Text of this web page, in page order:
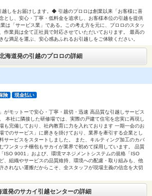
しをお届けします。◆ 引越のプロロは創業以来「お客様に喜
とし、安心・丁寧・低料金を追求し、お客様本位の引越を提供
は「サービス業」である。この考え方を元に、プロロのスタッ
作業員は全て正社員で対応させていただいております。 最高の
な満足を運ぶ、安心感あふれるお引越しをご体験ください。
海道発の引越のプロロの詳細
険 現金払い
がモットーで安心・丁寧・親切・迅速 高品質な引越しサービス
本社に隣接した研修場では、実際の戸建て住宅を忠実に再現し
も完備しており、社内教育に力を入れております 一期一会のお
でのサービス」に磨きを掛けており、業界を牽引する企業とし
サービスをスタートしました。 また、キルティング加工のカバ
ワンタッチ梱包もサカイが業界で初めて採用しています。 品質
ISO 9001」および、環境マネジメントシステムの規格「ISO
、組織やサービスの品質維持、環境への配慮・取り組みも、他
されない運搬だからこそ、全スタッフが現場主義の信念を大切
道発のサカイ引越センターの詳細